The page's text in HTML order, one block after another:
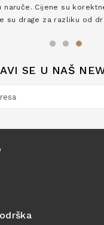
naruče. Cijene su
su drage za razliku od
SE U NAŠ